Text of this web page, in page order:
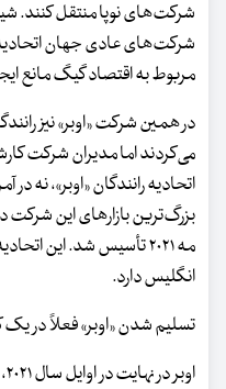
شرکت‌های نوپا منتقل کنند.
شرکت‌های عادی جهان
مربوط به اقتصاد گیگ مانع
در همین شرکت «اوبر» نیز
می‌کردند اما مدیران شرکت
اتحادیه رانندگان «اوبر»، نه
بزرگ‌ترین بازارهای این شرکت
انگلیس دارد.
تسلیم شدن «اوبر» فعلاً در یک